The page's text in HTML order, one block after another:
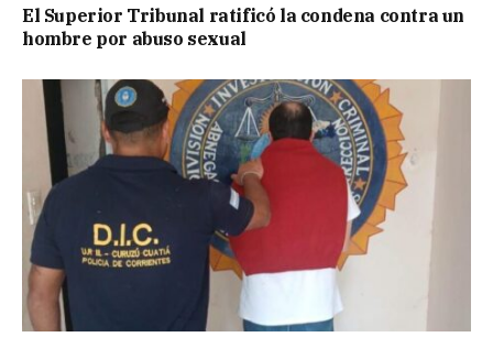
El Superior Tribunal ratificó la condena contra un
hombre por abuso sexual